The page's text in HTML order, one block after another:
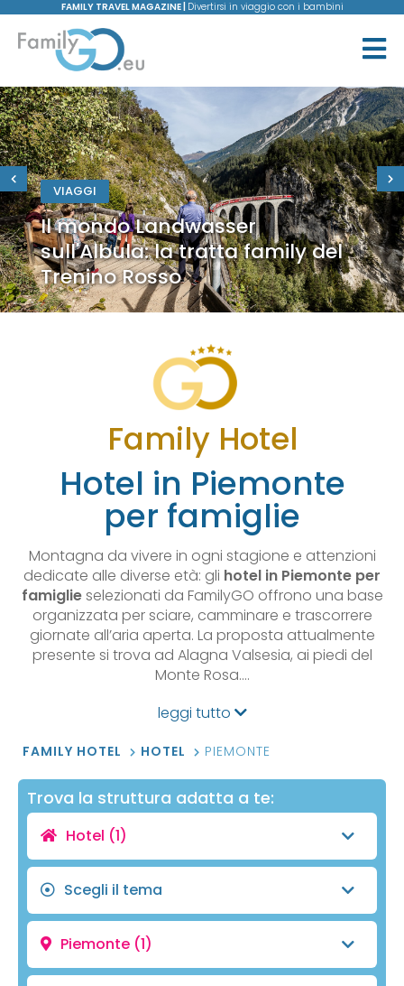
FAMILY TRAVEL MAGAZINE | Divertirsi in viaggio con i bambini
VIAGGI
Il mondo Landwasser
sull'Albula: la tratta family del
Trenino Rosso
Family Hotel
Hotel in Piemonte
per famiglie
Montagna da vivere in ogni stagione e attenzioni
dedicate alle diverse età: gli hotel in Piemonte per
famiglieselezionati da FamilyGO offrono una base
organizzata per sciare, camminare e trascorrere
giornate all’aria aperta. La proposta attualmente
presente si trova ad Alagna Valsesia, ai piedi del
Monte Rosa.…
leggi tutto
FAMILY HOTEL HOTEL PIEMONTE
Trova la struttura adatta a te:
Hotel (1)
Scegli il tema
Piemonte (1)